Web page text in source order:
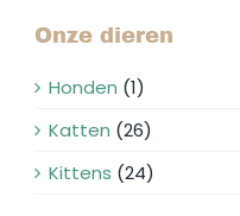
Onze dieren
Honden (1)
Katten (26)
Kittens (24)